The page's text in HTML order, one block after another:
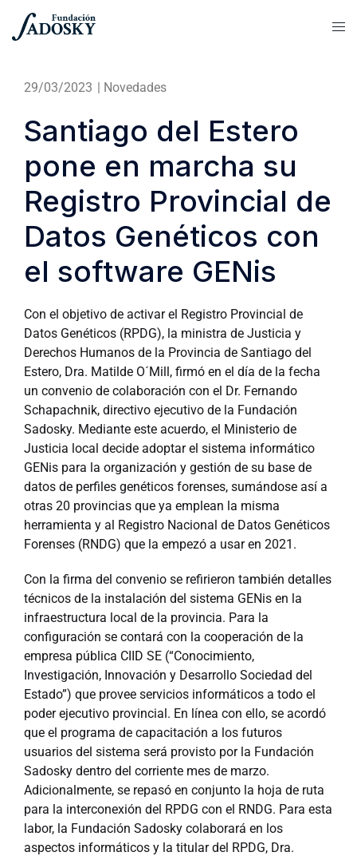
29/03/2023 | Novedades
Santiago del Estero
pone en marcha su
Registro Provincial de
Datos Genéticos con
el software GENis
Con el objetivo de activar el Registro Provincial de
Datos Genéticos (RPDG), la ministra de Justicia y
Derechos Humanos de la Provincia de Santiago del
Estero, Dra. Matilde O´Mill, firmó en el día de la fecha
un convenio de colaboración con el Dr. Fernando
Schapachnik, directivo ejecutivo de la Fundación
Sadosky. Mediante este acuerdo, el Ministerio de
Justicia local decide adoptar el sistema informático
GENis para la organización y gestión de su base de
datos de perfiles genéticos forenses, sumándose así a
otras 20 provincias que ya emplean la misma
herramienta y al Registro Nacional de Datos Genéticos
Forenses (RNDG) que la empezó a usar en 2021.
Con la firma del convenio se refirieron también detalles
técnicos de la instalación del sistema GENis en la
infraestructura local de la provincia. Para la
configuración se contará con la cooperación de la
empresa pública CIID SE (“Conocimiento,
Investigación, Innovación y Desarrollo Sociedad del
Estado”) que provee servicios informáticos a todo el
poder ejecutivo provincial. En línea con ello, se acordó
que el programa de capacitación a los futuros
usuarios del sistema será provisto por la Fundación
Sadosky dentro del corriente mes de marzo.
Adicionalmente, se repasó en conjunto la hoja de ruta
para la interconexión del RPDG con el RNDG. Para esta
labor, la Fundación Sadosky colaborará en los
aspectos informáticos y la titular del RPDG, Dra.